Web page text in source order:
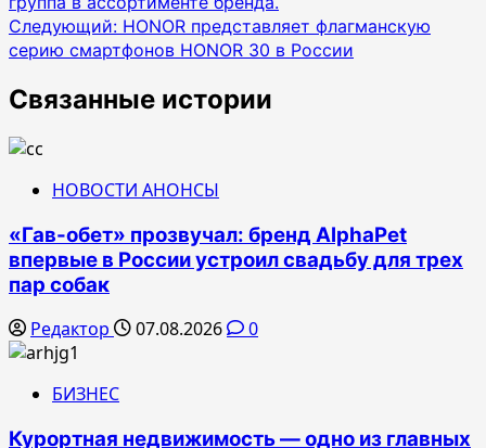
по
записям
Следующий: HONOR представляет флагманскую
серию смартфонов HONOR 30 в России
Связанные истории
НОВОСТИ АНОНСЫ
«Гав-обет» прозвучал: бренд AlphaPet
впервые в России устроил свадьбу для трех
пар собак
Редактор 07.08.2026 0
БИЗНЕС
Курортная недвижимость — одно из главных